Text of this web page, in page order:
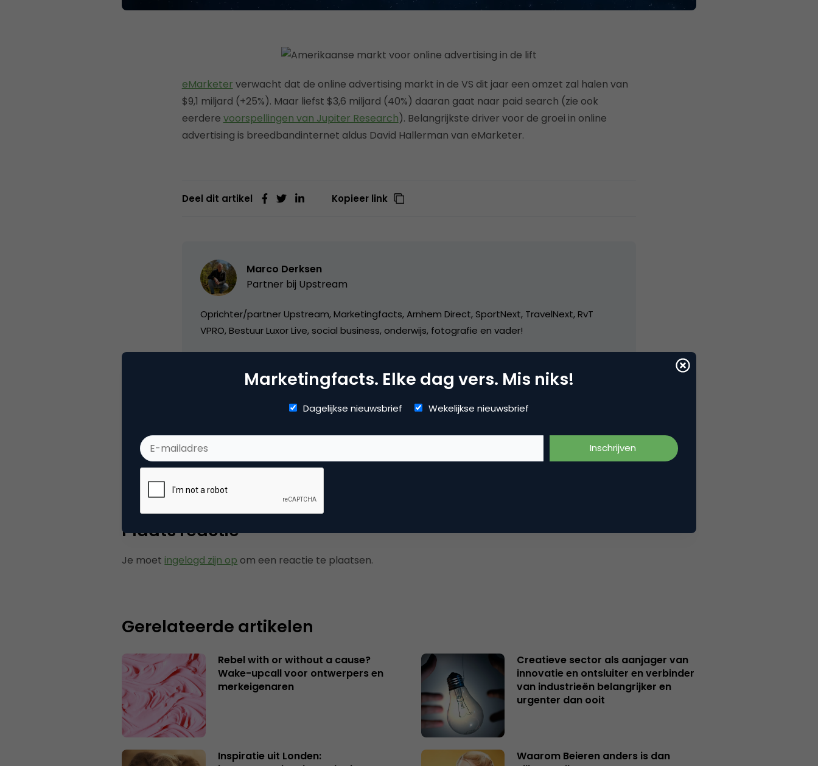
eMarketer verwacht dat de online advertising markt in de VS dit jaar een omzet zal halen van
$9,1 miljard (+25%). Maar liefst $3,6 miljard (40%) daaran gaat naar paid search (zie ook
eerdere voorspellingen van Jupiter Research). Belangrijkste driver voor de groei in online
advertising is breedbandinternet aldus David Hallerman van eMarketer.
Deel dit artikel Kopieer link
Marco Derksen
Partner bij Upstream
Oprichter/partner Upstream, Marketingfacts, Arnhem Direct, SportNext, TravelNext, RvT
VPRO, Bestuur Luxor Live, social business, onderwijs, fotografie en vader!
Tags onderzoek
Plaats reactie
Je moet ingelogd zijn op om een reactie te plaatsen.
Gerelateerde artikelen
Rebel with or without a cause?
Wake-upcall voor ontwerpers en
merkeigenaren
Creatieve sector als aanjager van
innovatie en ontsluiter en verbinder
van industrieën belangrijker en
urgenter dan ooit
Inspiratie uit Londen:
Waarom Beieren anders is dan
Marketingfacts. Elke dag vers. Mis niks!
Dagelijkse nieuwsbrief Wekelijkse nieuwsbrief